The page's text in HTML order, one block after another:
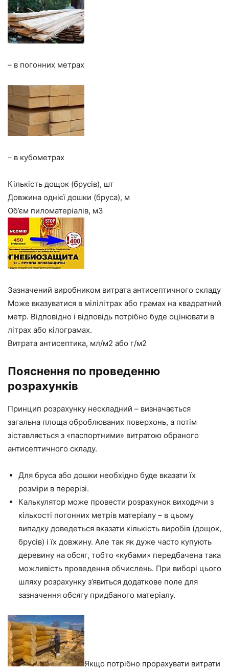
– в погонних метрах
– в кубометрах
Кількість дощок (брусів), шт
Довжина однієї дошки (бруса), м
Об’єм пиломатеріалів, м3
Зазначений виробником витрата антисептичного складу
Може вказуватися в мілілітрах або грамах на квадратний
метр. Відповідно і відповідь потрібно буде оцінювати в
літрах або кілограмах.
Витрата антисептика, мл/м2 або г/м2
Пояснення по проведенню
розрахунків
Принцип розрахунку нескладний – визначається
загальна площа оброблюваних поверхонь, а потім
зіставляється з «паспортними» витратою обраного
антисептичного складу.
Для бруса або дошки необхідно буде вказатиїх
розміри в перерізі.
Калькулятор може провести розрахунок виходячи з
кількості погонних метрів матеріалу – в цьому
випадку доведеться вказати кількість виробів (дощок,
брусів) і їх довжину. Але так як дуже часто купують
деревину на обсяг, тобто «кубами» передбачена така
можливість проведення обчислень. При виборі цього
шляху розрахунку з’явиться додаткове поле для
зазначення обсягу придбаного матеріалу.
Якщо потрібно прорахувати витрати